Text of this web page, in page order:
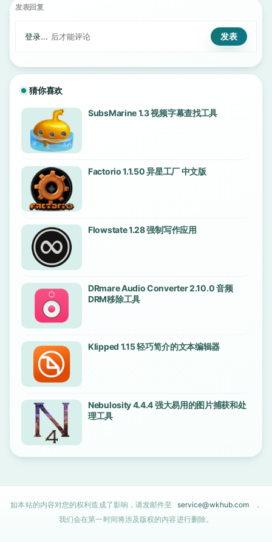
发表回复
登录... 后才能评论
猜你喜欢
SubsMarine 1.3 视频字幕查找工具
Factorio 1.1.50 异星工厂 中文版
Flowstate 1.28 强制写作应用
DRmare Audio Converter 2.10.0 音频
DRM移除工具
Klipped 1.15 轻巧简介的文本编辑器
Nebulosity 4.4.4 强大易用的图片捕获和处
理工具
如本站的内容对您的权利造成了影响，请发邮件至 service@wkhub.com
，
我们会在第一时间将涉及版权的内容进行删除。